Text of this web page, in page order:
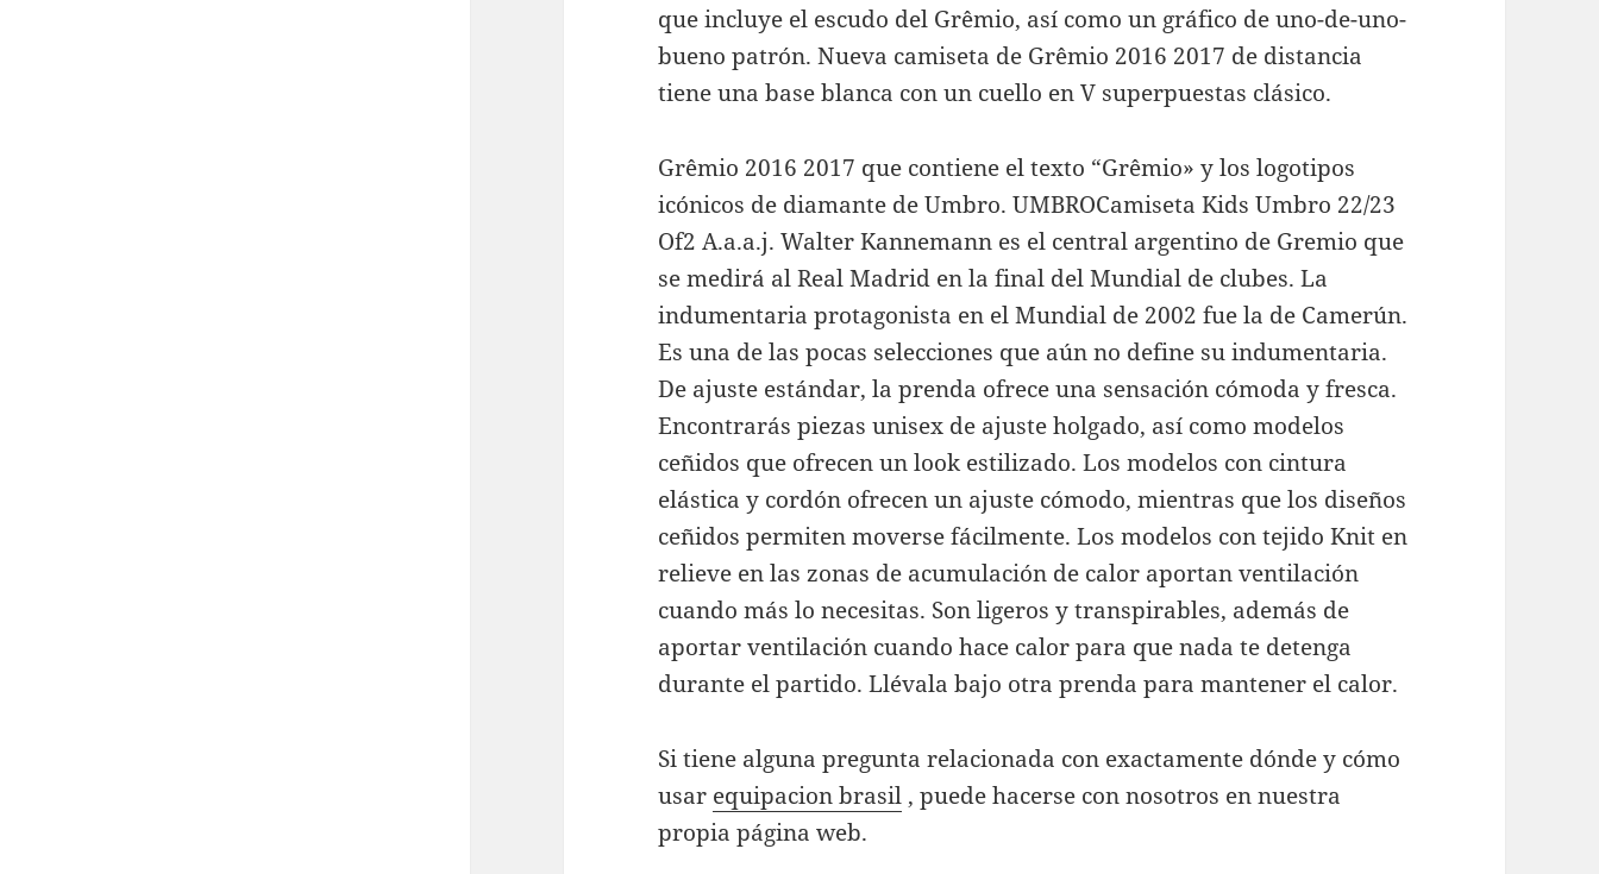
que incluye el escudo del Grêmio, así como un gráfico de uno-de-uno-
bueno patrón. Nueva camiseta de Grêmio 2016 2017 de distancia
tiene una base blanca con un cuello en V superpuestas clásico.
Grêmio 2016 2017 que contiene el texto “Grêmio» y los logotipos
icónicos de diamante de Umbro. UMBROCamiseta Kids Umbro 22/23
Of2 A.a.a.j. Walter Kannemann es el central argentino de Gremio que
se medirá al Real Madrid en la final del Mundial de clubes. La
indumentaria protagonista en el Mundial de 2002 fue la de Camerún.
Es una de las pocas selecciones que aún no define su indumentaria.
De ajuste estándar, la prenda ofrece una sensación cómoda y fresca.
Encontrarás piezas unisex de ajuste holgado, así como modelos
ceñidos que ofrecen un look estilizado. Los modelos con cintura
elástica y cordón ofrecen un ajuste cómodo, mientras que los diseños
ceñidos permiten moverse fácilmente. Los modelos con tejido Knit en
relieve en las zonas de acumulación de calor aportan ventilación
cuando más lo necesitas. Son ligeros y transpirables, además de
aportar ventilación cuando hace calor para que nada te detenga
durante el partido. Llévala bajo otra prenda para mantener el calor.
Si tiene alguna pregunta relacionada con exactamente dónde y cómo
usar equipacion brasil , puede hacerse con nosotros en nuestra
propia página web.